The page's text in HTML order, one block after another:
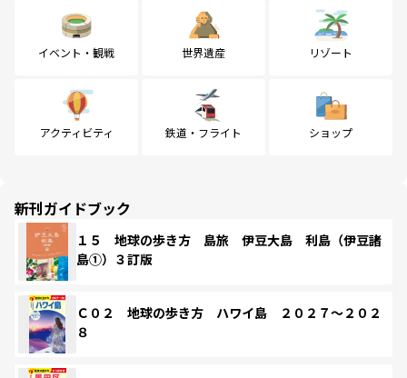
イベント・観戦 世界遺産 リゾート
アクティビティ 鉄道・フライト ショップ
新刊ガイドブック
１５ 地球の歩き方 島旅 伊豆大島 利島（伊豆諸
島①）３訂版
Ｃ０２ 地球の歩き方 ハワイ島 ２０２７～２０２
８